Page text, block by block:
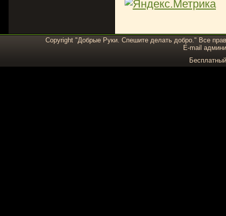
Copyright "Добрые Руки. Спешите делать добро." Все
E-mail